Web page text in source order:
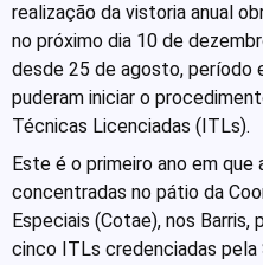
realização da vistoria anual
no próximo dia 10 de
desde 25 de agosto, período
puderam iniciar o
Técnicas Licenciadas (ITLs).
Este é o primeiro ano em que
concentradas no pátio da
Especiais (Cotae), nos Barris,
cinco ITLs credenciadas